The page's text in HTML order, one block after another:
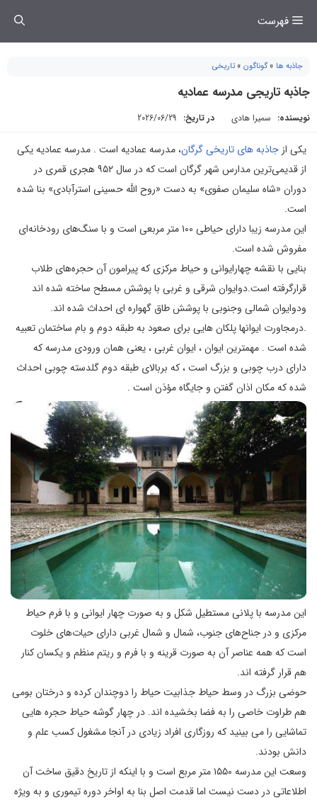
فهرست
جاذبه ها »گوناگون » تاریخی
جاذبه تاریجی مدرسه عمادیه
نویسنده: سمیرا هادی در تاریخ: 2026/06/29
یکی از جاذبه های تاریخی گرگان، مدرسه عمادیه است . مدرسه عمادیه یکی
از قدیمی‌ترین مدارس شهر گرگان است که در سال ۹۵۲ هجری قمری در
دوران «شاه سلیمان صفوی» به دست «روح الله حسینی استرآبادی» بنا شده
است.
این مدرسه زیبا دارای حیاطی ۱۰۰ متر مربعی است و با سنگ‌های رودخانه‌ای
مفروش شده است.
بنایی با نقشه چهارایوانی و حیاط مرکزی که پیرامون آن حجره‌های طلاب
قرارگرفته است.دوایوان شرقی و غربی با پوشش مسطح ساخته شده اند
ودوایوان شمالی وجنوبی با پوشش طاق گهواره ای احداث شده اند.
.درمجاورت ایوانها پلکان هایی برای صعود به طبقه دوم و بام ساختمان تعبیه
شده است . مهمترین ایوان ، ایوان غربی ، یعنی همان ورودی مدرسه که
دارای درب چوبی و بزرگ است ، که بربالای طبقه دوم گلدسته چوبی احداث
شده که مکان اذان گفتن و جایگاه مؤذن است .
این مدرسه با پلانی مستطیل شکل و به صورت چهار ایوانی و با فرم حیاط
مرکزی و در جناح‌های جنوب، شمال و شمال غربی دارای حیات‌های خلوت
است که همه عناصر آن به صورت قرینه و با فرم و ریتم منظم و یکسان کنار
هم قرار گرفته اند.
حوضی بزرگ در وسط حیاط جذابیت حیاط را دوچندان کرده و درختان بومی
هم طراوت خاصی را به فضا بخشیده اند. در چهار گوشه حیاط حجره هایی
تماشایی را می بینید که روزگاری افراد زیادی در آنجا مشغول کسب علم و
دانش بودند.
وسعت این مدرسه ۱۵۵۰ متر مربع است و با اینکه از تاریخ دقیق ساخت آن
اطلاعاتی در دست نیست اما قدمت اصل بنا به اواخر دوره تیموری و به ویژه